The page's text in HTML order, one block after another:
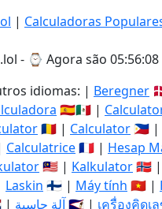
| Calculadoras
- ⌚ Agora são 05:56:08
idiomas: | Beregner
🇪🇸🇲🇽 |
🇷🇴 | Calculator 🇵🇭 |
Calculatrice🇫🇷 | Hesap
🇲🇾 | Kalkulator🇳🇴 |
Laskin 🇫🇮 | Máy tính 🇻🇳 |
| آلة حاسبة🇸🇦 | เครื่องคิดเ